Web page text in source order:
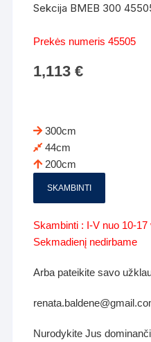
Sekcija BMEB 300
Prekės numeris 45505
1,113€
300cm
44cm
200cm
SKAMBINTI
Skambinti : I-V nuo 10-
Sekmadienį nedirbame
Arba pateikite savo
Nurodykite Jus